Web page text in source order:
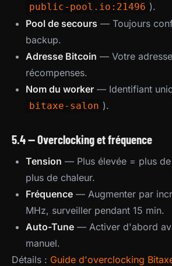
public-pool.io:21496 ).
Pool de secours — Toujours
backup.
Adresse Bitcoin — Votre
récompenses.
Nom du worker — Identifiant
bitaxe-salon ).
5.4 — Overclocking et fréquence
Tension — Plus élevée = plus
plus de chaleur.
Fréquence — Augmenter par
MHz, surveiller pendant 15 min.
Auto-Tune — Activer d'abord
manuel.
Détails : Guide d'overclocking